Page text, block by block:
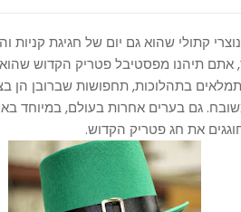
קתולי שהוא גם יום של חגיגת קניות
אתם תיהנו מפסטיבל פטריק הקדוש שהוא
בתהלוכות, תחפושות שברובן הן
משובח. גם בערים אחרות בעולם, במיוחד
את חג פטריק הקדוש.